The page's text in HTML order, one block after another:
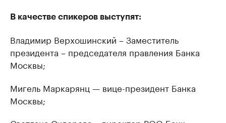
В качестве спикеров выступят:
Владимир Верхошинский – Заместитель
президента – председателя правления Банка
Москвы;
Мигель Маркарянц — вице-президент Банка
Москвы;